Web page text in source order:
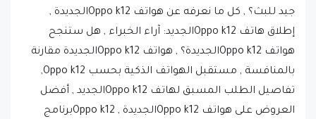
جيد للبث؟ , كل ما نعرفه عن هواتف Oppo k12الجديدة ,
إطلاق هاتف Oppo k12الجديد: آراء الخبراء , هل ستنجح
هواتف Oppo k12الجديدة؟ , هواتف Oppo k12الجديدة مقارنة
بالمنافسة , مستقبل الهواتف الذكية بحسب Oppo k12,
تفاصيل الطلب المسبق لهاتف Oppo k12الجديد , أفضل
العروض على هواتف Oppo k12الجديدة , Oppo k12برنامج